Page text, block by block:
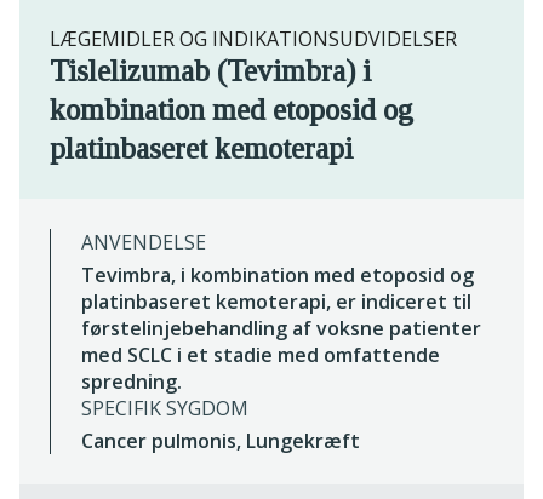
LÆGEMIDLER OG INDIKATIONSUDVIDELSER
Tislelizumab (Tevimbra) i
kombination med etoposid og
platinbaseret kemoterapi
ANVENDELSE
Tevimbra, i kombination med etoposid og
platinbaseret kemoterapi, er indiceret til
førstelinjebehandling af voksne patienter
med SCLC i et stadie med omfattende
spredning.
SPECIFIK SYGDOM
Cancer pulmonis, Lungekræft